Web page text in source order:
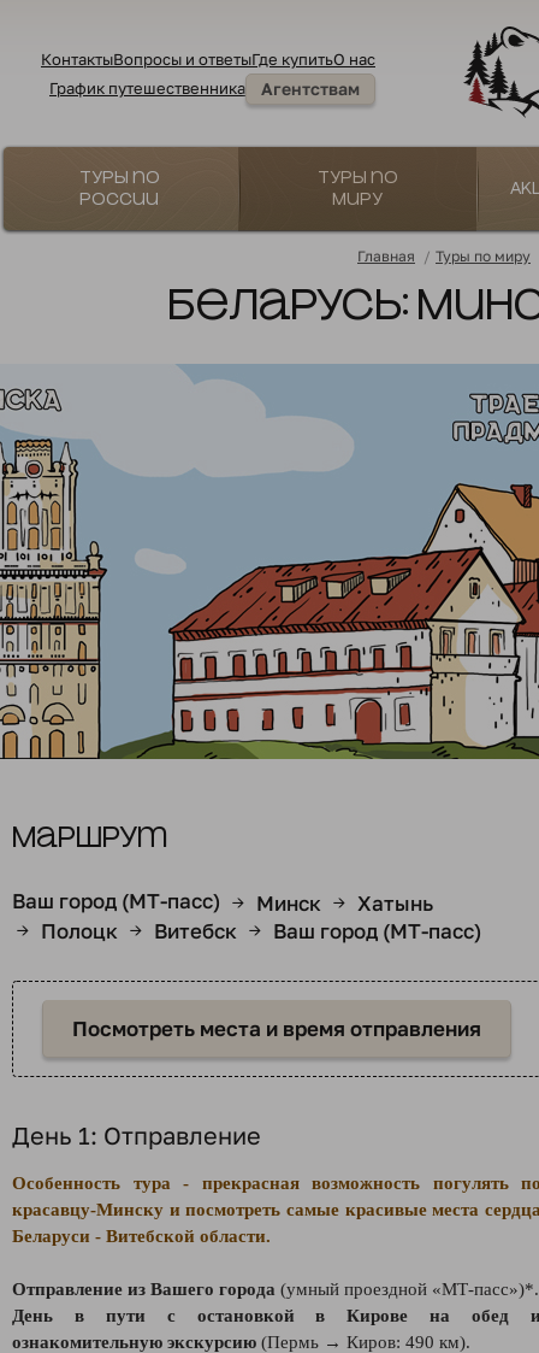
КонтактыВопросы и ответыГде купитьО нас
График путешественника
Агентствам
Туры по
России
Туры по
миру
Главная / Туры по миру
Беларусь:
Маршрут
Ваш город (МТ-пасс) → Минск → Хатынь
→ Полоцк → Витебск → Ваш город (МТ-пасс)
Посмотреть места и время отправления
День 1: Отправление
Особенность тура - прекрасная возможность погулять
красавцу-Минску и посмотреть самые красивые места
Беларуси - Витебской области.
Отправление из Вашего города (умный проездной «МТ-пасс»)*.
День в пути с остановкой в Кирове на обед
ознакомительную экскурсию (Пермь → Киров: 490 км).